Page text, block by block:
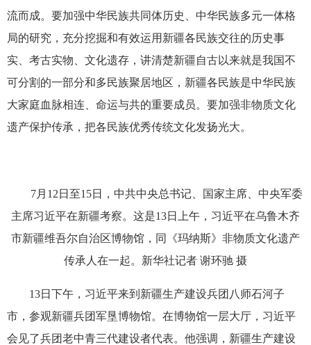
流而成。要加强中华民族共同体历史、中华民族多元一体格
局的研究，充分挖掘和有效运用新疆各民族交往的历史事
实、考古实物、文化遗存，讲清楚新疆自古以来就是我国不
可分割的一部分和多民族聚居地区，新疆各民族是中华民族
大家庭血脉相连、命运与共的重要成员。要加强非物质文化
遗产保护传承，把各民族优秀传统文化发扬光大。
7月12日至15日，中共中央总书记、国家主席、中央军委
主席习近平在新疆考察。这是13日上午，习近平在乌鲁木齐
市新疆维吾尔自治区博物馆，同《玛纳斯》非物质文化遗产
传承人在一起。新华社记者 谢环驰 摄
13日下午，习近平来到新疆生产建设兵团八师石河子
市，参观新疆兵团军垦博物馆。在博物馆一层大厅，习近平
会见了兵团老中青三代建设者代表。他强调，新疆生产建设